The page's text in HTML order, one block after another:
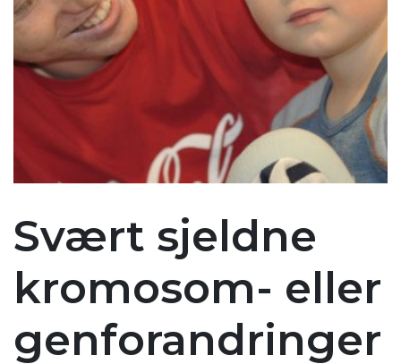
Svært sjeldne
kromosom- eller
genforandringer